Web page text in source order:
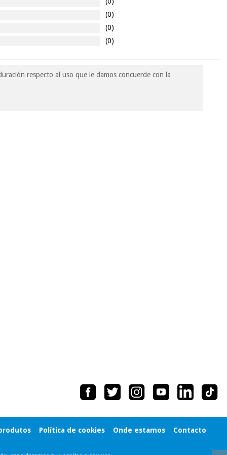
(0)
(0)
(0)
respecto al uso que le damos concuerde con la
Política de cookies Onde estamos Contacto